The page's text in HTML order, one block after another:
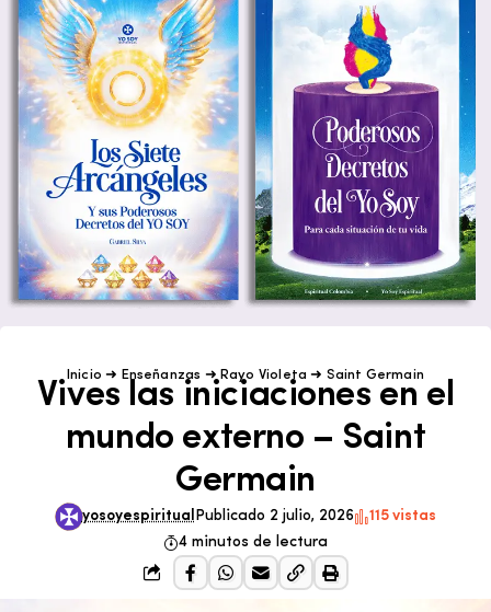
Inicio ➜ Enseñanzas ➜ Rayo Violeta ➜ Saint Germain
Vives las iniciaciones en el
mundo externo – Saint
Germain
yosoyespiritual Publicado 2 julio, 2026
115 vistas
4 minutos de lectura